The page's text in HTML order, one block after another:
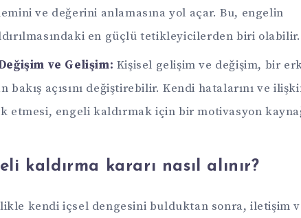
ve değerini anlamasına yol açar. Bu, engelin
en güçlü tetikleyicilerden biri olabilir.
ve Gelişim: Kişisel gelişim ve değişim, bir
bakış açısını değiştirebilir. Kendi hatalarını ve
etmesi, engeli kaldırmak için bir motivasyon
kaldırma kararı nasıl alınır?
kendi içsel dengesini bulduktan sonra, iletişim